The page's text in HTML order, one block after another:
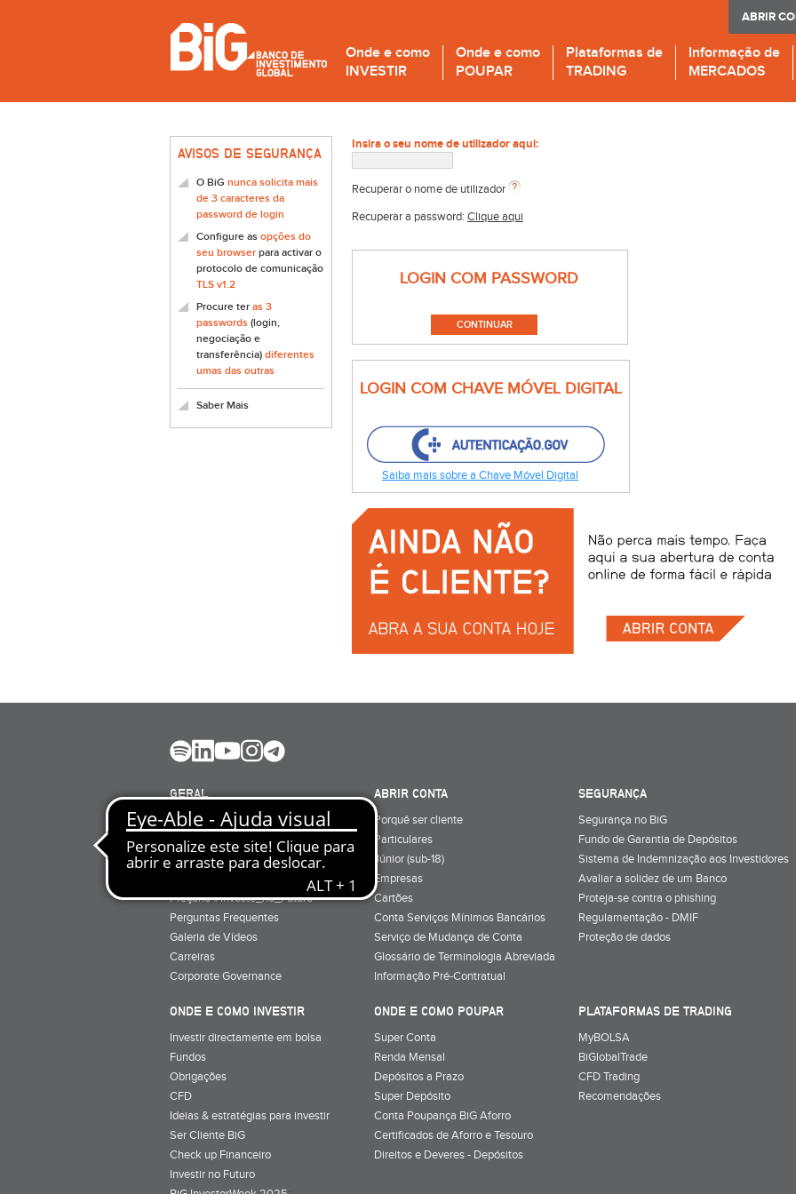
ABRIR
Onde e como
INVESTIR
Onde e como
POUPAR
Plataformas de
TRADING
Informação de
MERCADOS
AVISOS DE SEGURANÇA
O BiG nunca solicita mais
de 3 caracteres da
password de login
Configure as opções do
seu browser para activar o
protocolo de comunicação
TLS v1.2
Procure ter as 3
passwords (login,
negociação e
transferência) diferentes
umas das outras
Saber Mais
Insira o seu nome de utilizador aqui:
Recuperar o nome de utilizador
Recuperar a password: Clique aqui
LOGIN COM PASSWORD
LOGIN COM CHAVE MÓVEL DIGITAL
Saiba mais sobre a Chave Móvel Digital
GERAL
Quem Somos
Preçário
Minha conta
Preçário #Investe_no_Futuro
Perguntas Frequentes
Galeria de Vídeos
Carreiras
Corporate Governance
ABRIR CONTA
Porquê ser cliente
Particulares
Júnior (sub-18)
Empresas
Cartões
Conta Serviços Mínimos Bancários
Serviço de Mudança de Conta
Glossário de Terminologia Abreviada
Informação Pré-Contratual
SEGURANÇA
Segurança no BiG
Fundo de Garantia de Depósitos
Sistema de Indemnização aos Investidores
Avaliar a solidez de um Banco
Proteja-se contra o phishing
Regulamentação - DMIF
Proteção de dados
ONDE E COMO INVESTIR
Investir directamente em bolsa
Fundos
Obrigações
CFD
Ideias & estratégias para investir
Ser Cliente BiG
Check up Financeiro
Investir no Futuro
ONDE E COMO POUPAR
Super Conta
Renda Mensal
Depósitos a Prazo
Super Depósito
Conta Poupança BiG Aforro
Certificados de Aforro e Tesouro
Direitos e Deveres - Depósitos
PLATAFORMAS DE TRADING
MyBOLSA
BiGlobalTrade
CFD Trading
Recomendações